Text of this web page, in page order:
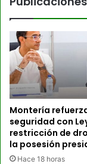
Montería
seguridad con
restricción de
la posesión
Hace 18 horas